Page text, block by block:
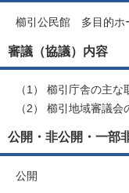
櫛引公民館 多目的ホ
審議（協議）内容
（1） 櫛引庁舎の主
（2） 櫛引地域審議
公開・非公開・一部
公開